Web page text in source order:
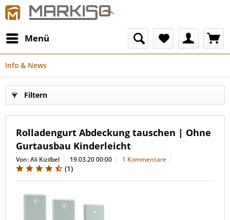
Menü
Info & News
Filtern
Rolladengurt Abdeckung tauschen | Ohne
Gurtausbau Kinderleicht
Von: Ali Kizilbel 19.03.20 00:00 1 Kommentare
(1)